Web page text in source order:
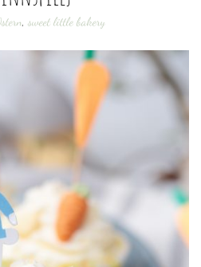
, sweet little bakery